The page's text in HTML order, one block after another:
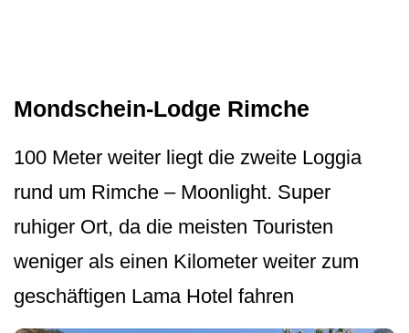
Mondschein-Lodge Rimche
100 Meter weiter liegt die zweite Loggia
rund um Rimche – Moonlight. Super
ruhiger Ort, da die meisten Touristen
weniger als einen Kilometer weiter zum
geschäftigen Lama Hotel fahren